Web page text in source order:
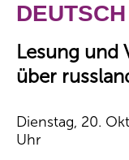
Lesung und
über
Dienstag, 20.
Uhr